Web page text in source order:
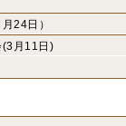
24日）
(3月11日)